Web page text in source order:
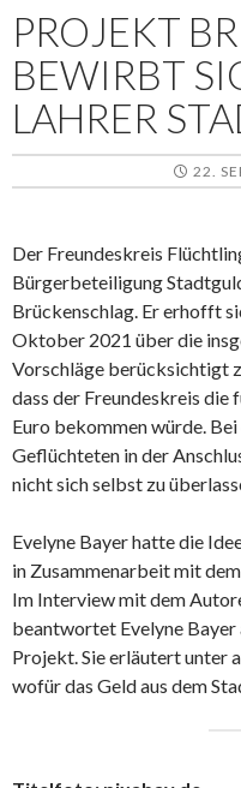
PROJEKT
BEWIRBT
LAHRER
22.
Der Freundeskreis
Bürgerbeteiligung
Brückenschlag. Er erhofft
Oktober 2021 über die
Vorschläge berücksichtigt
dass der Freundeskreis
Euro bekommen würde.
Geflüchteten in der
nicht sich selbst zu
Evelyne Bayer hatte die
in Zusammenarbeit mit
Im Interview mit dem
beantwortet Evelyne Bayer
Projekt. Sie erläutert unter
wofür das Geld aus dem